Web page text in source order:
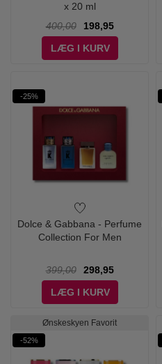
x 20 ml
400,00
198,95
LÆG I KURV
-25%
Dolce & Gabbana - Perfume
Collection For Men
399,00
298,95
LÆG I KURV
Ønskeskyen Favorit
-52%